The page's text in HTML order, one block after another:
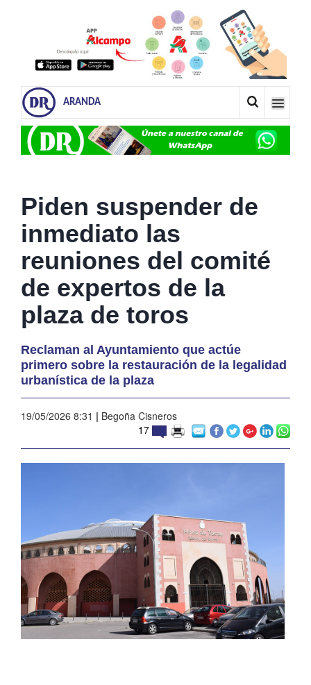
ARANDA
Piden suspender de
inmediato las
reuniones del comité
de expertos de la
plaza de toros
Reclaman al Ayuntamiento que actúe
primero sobre la restauración de la legalidad
urbanística de la plaza
19/05/2026 8:31 | Begoña Cisneros
17